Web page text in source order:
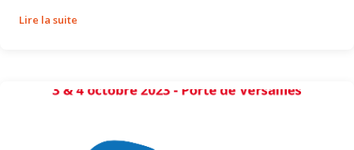
Lire la suite